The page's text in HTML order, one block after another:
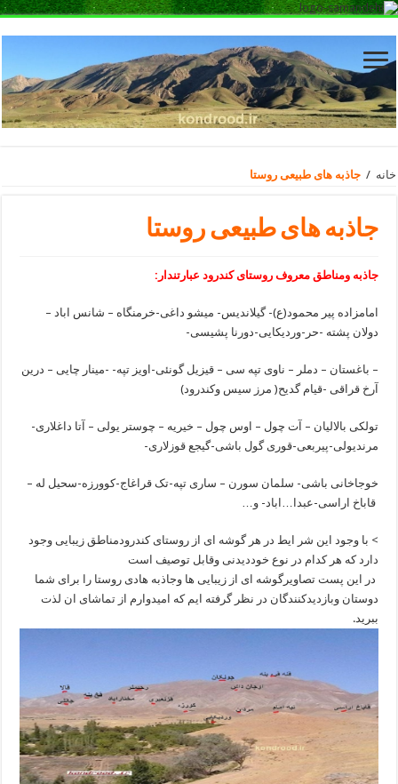
خانه / جاذبه های طبیعی روستا
جاذبه های طبیعی روستا
جاذبه ومناطق معروف روستای کندرود عبارتندار:
امامزاده پیر محمود(ع)- گیلاندیس- میشو داغی-خرمنگاه – شانس اباد –
دولان پشته -حر-وردیکایی-دورنا پشیسی-
– باغستان – دملر – ناوی تپه سی – قیزیل گونئی-اویز تپه- -مینار چایی – درین
آرخ قراقی -قیام گدیح( مرز سیس وکندرود)
تولکی بالالیان – آت چول – اوس چول – خیریه – چوستر یولی – آتا داغلاری-
مرندیولی-پیربعی-قوری گول باشی-گیجع قوزلاری-
خوجاخانی باشی- سلمان سورن – ساری تپه-تک قراغاج-کوورزه-سحیل له –
قاباخ اراسی-عبدا…اباد- و…
> با وجود این شر ایط در هر گوشه ای از روستای کندرودمناطق زیبایی وجود
دارد که هر کدام در نوع خوددیدنی وقابل توصیف است
در این پست تصاویرگوشه ای از زیبایی ها وجاذبه هادی روستا را برای شما
دوستان وبازدیدکنندگان در نظر گرفته ایم که امیدوارم از تماشای ان لذت
ببرید.